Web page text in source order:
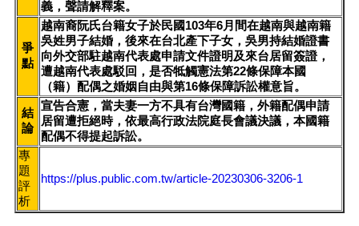
義，聲請解釋案。
爭
點
越南裔阮氏台籍女子於民國103年6月間在越南與越南籍
吳姓男子結婚，後來在台北產下子女，吳男持結婚證書
向外交部駐越南代表處申請文件證明及來台居留簽證，
遭越南代表處駁回，是否牴觸憲法第22條保障本國
（籍）配偶之婚姻自由與第16條保障訴訟權意旨。
結
論
宣告合憲，當夫妻一方不具有台灣國籍，外籍配偶申請
居留遭拒絕時，依最高行政法院庭長會議決議，本國籍
配偶不得提起訴訟。
專
題
評
析
https://plus.public.com.tw/article-20230306-3206-1